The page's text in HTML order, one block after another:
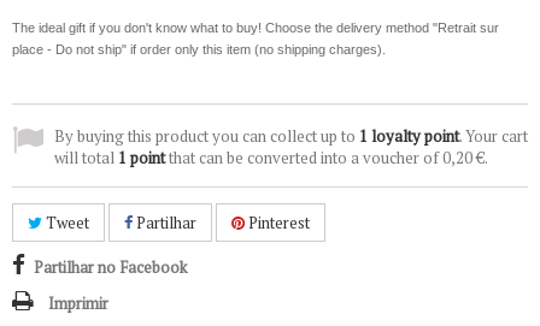
The ideal gift if you don't know what to buy! Choose the delivery method "Retrait sur
place - Do not ship" if order only this item (no shipping charges).
By buying this product you can collect up to 1 loyalty point. Your cart
will total 1 pointthat can be converted into a voucher of0,20 €.
Tweet Partilhar Pinterest
Partilhar no Facebook
Imprimir